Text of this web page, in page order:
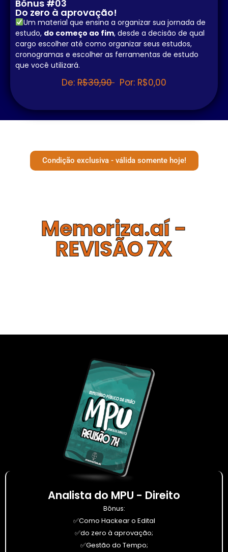
Bônus #03
Do zero à aprovação!
Um material que ensina a organizar sua jornada de
estudo, do começo ao fim, desde a decisão de qual
cargo escolher até como organizar seus estudos,
cronogramas e escolher as ferramentas de estudo
que você utilizará.
De: R$39,90 Por: R$0,00
Condição exclusiva - válida somente hoje!
Memoriza.aí -
REVISÃO 7X
Analista do MPU - Direito
Bônus:
✅Como Hackear o Edital
✅do zero à aprovação;
✅Gestão do Tempo;